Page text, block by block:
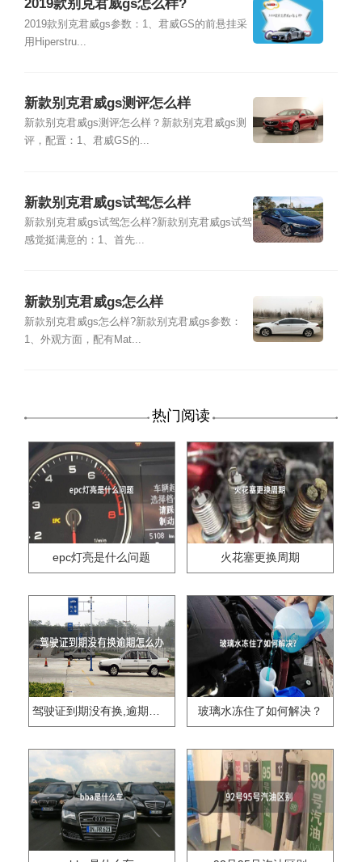
2019款别克君威gs怎么样?
2019款别克君威gs参数：1、君威GS的前悬挂采
用Hiperstru...
新款别克君威gs测评怎么样
新款别克君威gs测评怎么样？新款别克君威gs测
评，配置：1、君威GS的...
新款别克君威gs试驾怎么样
新款别克君威gs试驾怎么样?新款别克君威gs试驾
感觉挺满意的：1、首先...
新款别克君威gs怎么样
新款别克君威gs怎么样?新款别克君威gs参数：
1、外观方面，配有Mat...
热门阅读
epc灯亮是什么问题 火花塞更换周期
驾驶证到期没有换,逾期怎么办?? 玻璃水冻住了如何解决？